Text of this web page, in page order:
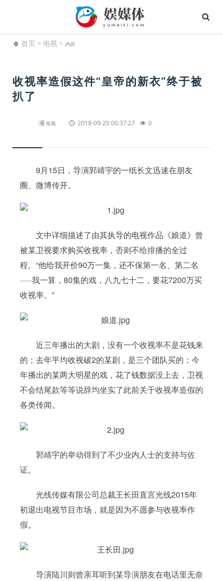
首页 > 电视 > 内容
收视率造假这件“皇帝的新衣”终于被
扒了
电视 2018-09-20 00:37:27 0
9月15日，导演郭靖宇的一纸长文迅速在朋友
圈、微博传开。
文中详细描述了由其执导的电视作品《娘道》曾
被某卫视要求购买收视率，否则不给排播的全过
程。“他给我开价90万一集，还不保第一名、第二名
······我一算，80集的戏，八九七十二，要花7200万买
收视率。”
近三年播出的大剧，没有一个收视率不是花钱来
的；去年平均收视破2的某剧，是三个团队买的；今
年播出的某两大明星的戏，花了钱数据没上去，卫视
不会结尾款等等说辞均坐实了此前关于收视率造假的
各类传闻。
郭靖宇的举动得到了不少业内人士的支持与佐
证。
光线传媒有限公司总裁王长田直言光线2015年
初退出电视节目市场，就是因为不愿参与收视率作
假。
导演陆川则曾亲耳听到某导演朋友在电话里无奈